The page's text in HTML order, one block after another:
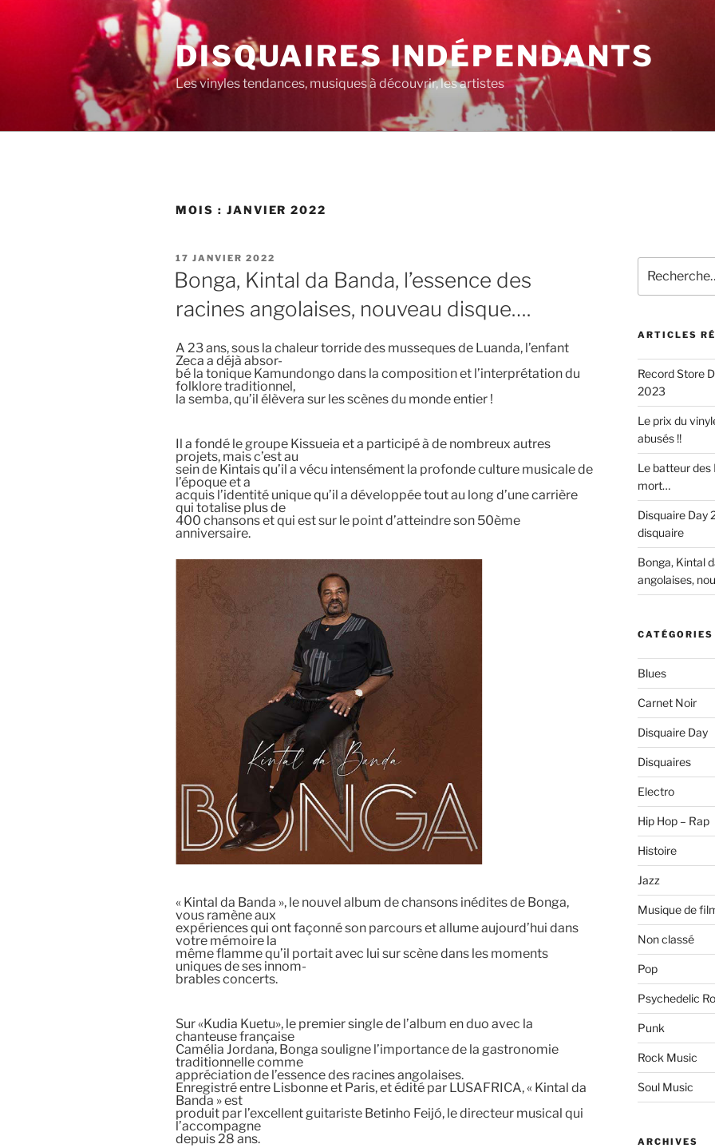
DISQUAIRES INDÉPENDANTS
Les vinyles tendances, musiques à découvrir, les artistes
MOIS : JANVIER 2022
PUBLIÉ
LE
17 JANVIER 2022
Bonga, Kintal da Banda, l’essence des
racines angolaises, nouveau disque….
A 23 ans, sous la chaleur torride des musseques de Luanda, l’enfant
Zeca a déjà absor-
bé la tonique Kamundongo dans la composition et l’interprétation du
folklore traditionnel,
la semba, qu’il élèvera sur les scènes du monde entier !
Il a fondé le groupe Kissueia et a participé à de nombreux autres
projets, mais c’est au
sein de Kintais qu’il a vécu intensément la profonde culture musicale de
l’époque et a
acquis l’identité unique qu’il a développée tout au long d’une carrière
qui totalise plus de
400 chansons et qui est sur le point d’atteindre son 50ème
anniversaire.
« Kintal da Banda », le nouvel album de chansons inédites de Bonga,
vous ramène aux
expériences qui ont façonné son parcours et allume aujourd’hui dans
votre mémoire la
même flamme qu’il portait avec lui sur scène dans les moments
uniques de ses innom-
brables concerts.
Sur «Kudia Kuetu», le premier single de l’album en duo avec la
chanteuse française
Camélia Jordana, Bonga souligne l’importance de la gastronomie
traditionnelle comme
appréciation de l’essence des racines angolaises.
Enregistré entre Lisbonne et Paris, et édité par LUSAFRICA, « Kintal da
Banda » est
produit par l’excellent guitariste Betinho Feijó, le directeur musical qui
l’accompagne
depuis 28 ans.
pour
:
ARTICLES
Record Store
2023
Le prix du
abusés !!
Le batteur des
mort…
Disquaire Day
disquaire
Bonga, Kintal
angolaises,
CATÉGORIES
Blues
Carnet Noir
Disquaire Day
Disquaires
Electro
Hip Hop – Rap
Histoire
Jazz
Musique de
Non classé
Pop
Psychedelic
Punk
Rock Music
Soul Music
ARCHIVES